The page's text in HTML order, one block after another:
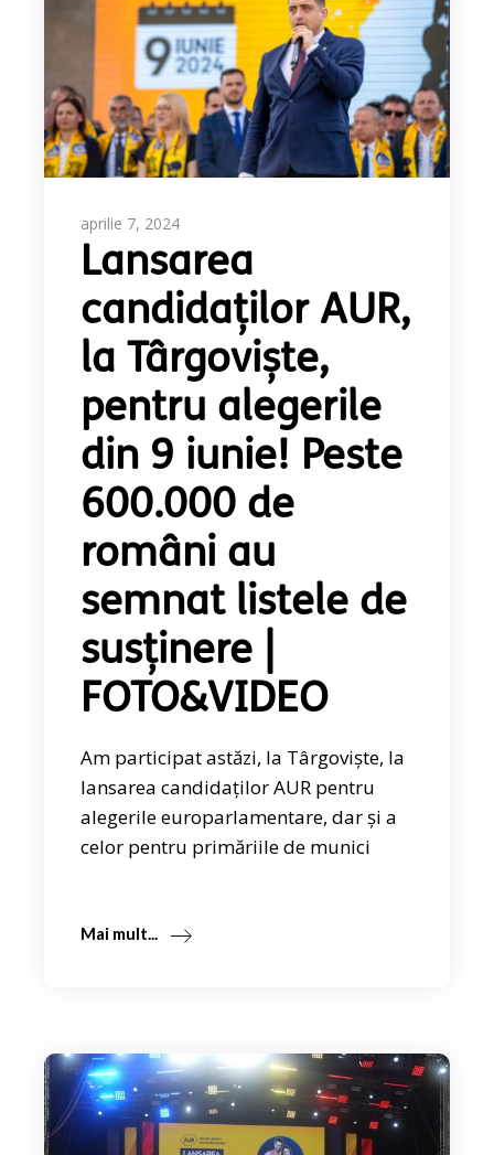
aprilie 7, 2024
Lansarea
candidaților AUR,
la Târgoviște,
pentru alegerile
din 9 iunie! Peste
600.000 de
români au
semnat listele de
susținere |
FOTO&VIDEO
Am participat astăzi, la Târgoviște, la
lansarea candidaților AUR pentru
alegerile europarlamentare, dar și a
celor pentru primăriile de munici
Mai mult...